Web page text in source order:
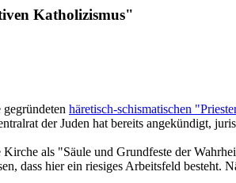
Katholizismus"
häretisch-schismatischen
der Juden hat bereits angekündigt,
als "Säule und Grundfeste der
dass hier ein riesiges Arbeitsfeld besteht.